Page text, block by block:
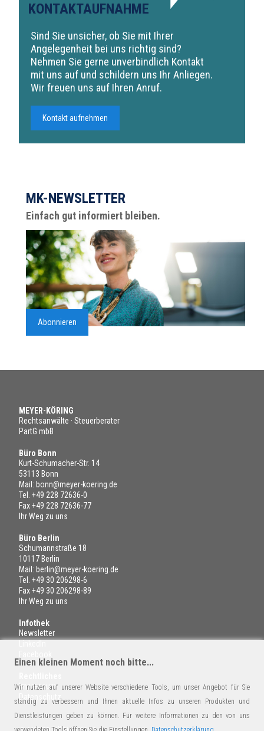
KONTAKTAUFNAHME
Sind Sie unsicher, ob Sie mit Ihrer
Angelegenheit bei uns richtig sind?
Nehmen Sie gerne unverbindlich Kontakt
mit uns auf und schildern uns Ihr Anliegen.
Wir freuen uns auf Ihren Anruf.
Kontakt aufnehmen
MK-NEWSLETTER
Einfach gut informiert bleiben.
Abonnieren
MEYER-KÖRING
Rechtsanwälte · Steuerberater
PartG mbB
Büro Bonn
Kurt-Schumacher-Str. 14
53113 Bonn
Mail: bonn@meyer-koering.de
Tel. +49 228 72636-0
Fax +49 228 72636-77
Ihr Weg zu uns
Büro Berlin
Schumannstraße 18
10117 Berlin
Mail: berlin@meyer-koering.de
Tel. +49 30 206298-6
Fax +49 30 206298-89
Ihr Weg zu uns
Infothek
Newsletter
Impressum
Datenschutz
Einen kleinen Moment noch bitte...
Wir nutzen auf unserer Website verschiedene Tools, um unser Angebot für Sie
ständig zu verbessern und Ihnen aktuelle Infos zu unseren Produkten und
Dienstleistungen geben zu können. Für weitere Informationen zu den von uns